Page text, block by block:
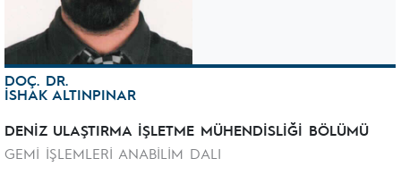
DOÇ. DR.
İSHAK ALTINPINAR
DENİZ ULAŞTIRMA İŞLETME MÜHENDİSLİĞİ BÖLÜMÜ
GEMİ İŞLEMLERİ ANABİLİM DALI